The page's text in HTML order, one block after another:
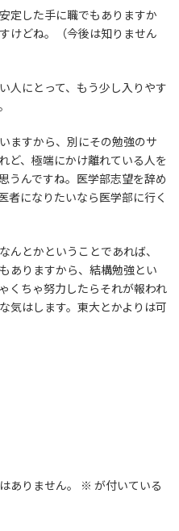
定した手に職でもありますか
けどね。（今後は知りません
人にとって、もう少し入りやす
ますから、別にその勉強のサ
ど、極端にかけ離れている人を
うんですね。医学部志望を辞め
者になりたいなら医学部に行く
んとかということであれば、
ありますから、結構勉強とい
くちゃ努力したらそれが報われ
気はします。東大とかよりは可
ありません。 ※ が付いている